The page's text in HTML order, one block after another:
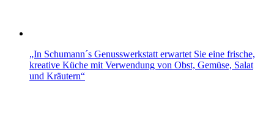
„In Schumann´s Genusswerkstatt erwartet Sie eine frische,
kreative Küche mit Verwendung von Obst, Gemüse, Salat
und Kräutern“